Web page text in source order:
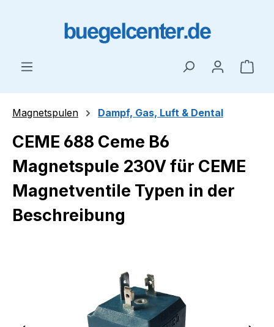
Magnetspulen Dampf, Gas, Luft & Dental
CEME 688 Ceme B6
Magnetspule 230V für CEME
Magnetventile Typen in der
Beschreibung
Bildergalerie überspringen